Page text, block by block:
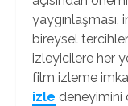
bireysel
izleyicilere her
film izleme
izle deneyimini